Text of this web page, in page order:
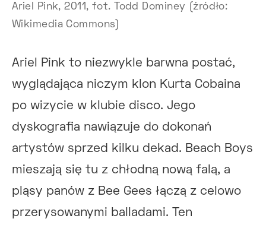
Ariel Pink, 2011, fot. Todd Dominey (źródło:
Wikimedia Commons)
Ariel Pink to niezwykle barwna postać,
wyglądająca niczym klon Kurta Cobaina
po wizycie w klubie disco. Jego
dyskografia nawiązuje do dokonań
artystów sprzed kilku dekad. Beach Boys
mieszają się tu z chłodną nową falą, a
pląsy panów z Bee Gees łączą z celowo
przerysowanymi balladami. Ten